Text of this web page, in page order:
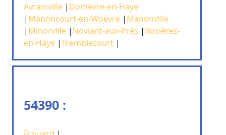
Avrainville | Domèvre-en-Haye
| Manoncourt-en-Woëvre | Manonville
| Minorville | Noviant-aux-Prés | Rosières-
en-Haye |Tremblecourt |
54390 :